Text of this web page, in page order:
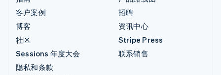
客户案例
博客
社区
Sessions 年度大会
隐私和条款
招聘
资讯中心
Stripe Press
联系销售